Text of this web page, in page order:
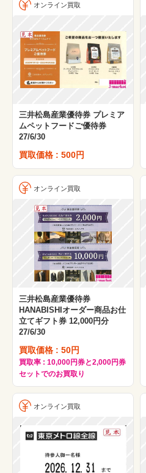
オンライン買取
三井松島産業優待券 プレミア
ムペットフードご優待券
27/6/30
買取価格 : 500円
オンライン買取
三井松島産業優待券
HANABISHIオーダー商品お仕
立てギフト券 12,000円分
27/6/30
買取価格 : 50円
買取率 : 10,000円券と2,000円券
セットでのお買取り
オンライン買取